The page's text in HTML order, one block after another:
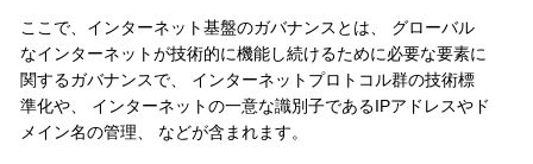
ここで、インターネット基盤のガバナンスとは、 グローバル
なインターネットが技術的に機能し続けるために必要な要素に
関するガバナンスで、 インターネットプロトコル群の技術標
準化や、 インターネットの一意な識別子であるIPアドレスやド
メイン名の管理、 などが含まれます。